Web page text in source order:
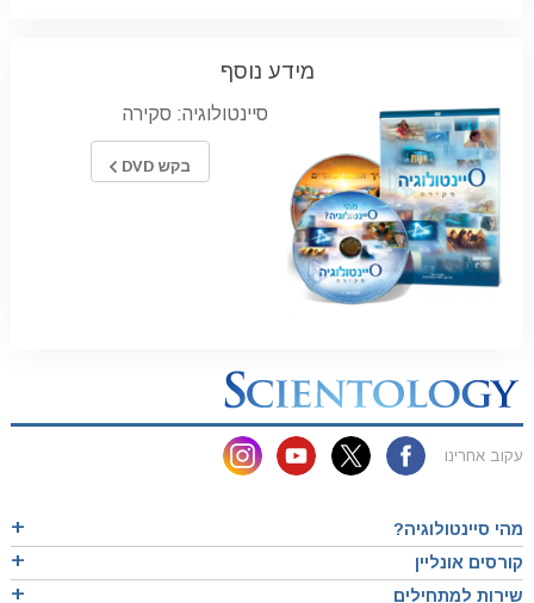
מידע נוסף
סיינטולוגיה: סקירה
בקש DVD
עקוב אחרינו
מהי סיינטולוגיה?
קורסים אונליין
שירות למתחילים